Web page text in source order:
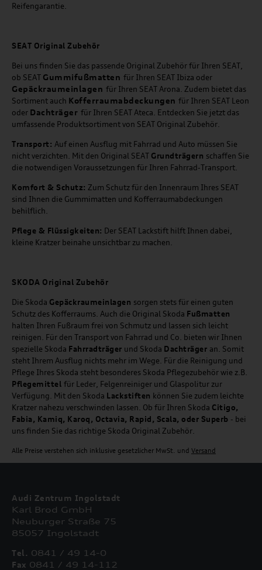
Reifengarantie.
SEAT Original Zubehör
Bei uns finden Sie das passende Original Zubehör für Ihren SEAT,
ob SEAT Gummifußmatten für Ihren SEAT Ibiza oder
Gepäckraumeinlagen für Ihren SEAT Arona. Zudem bietet das
Sortiment auch Kofferraumabdeckungen für Ihren SEAT Leon
oder Dachträger für Ihren SEAT Ateca. Entdecken Sie jetzt das
umfassende Produktsortiment von SEAT Original Zubehör.
Transport: Auf einen Ausflug mit Fahrrad und Auto müssen Sie
nicht verzichten. Mit den Original SEAT Grundträgern schaffen Sie
die notwendigen Voraussetzungen für Ihren Fahrrad-Transport.
Komfort & Schutz: Zum Schutz für den Innenraum Ihres SEAT
sind Ihnen die Gummimatten und Kofferraumabdeckungen
behilflich.
Pflege & Flüssigkeiten: Der SEAT Lackstift hilft Ihnen dabei,
kleine Kratzer beinahe unsichtbar zu machen.
SKODA Original Zubehör
Die Skoda Gepäckraumeinlagen sorgen stets für einen guten
Schutz des Kofferraums. Auch die Original Skoda Fußmatten
halten Ihren Fußraum frei von Schmutz und lassen sich leicht
reinigen. Für den Transport von Fahrrad und Co. bieten wir Ihnen
spezielle Skoda Fahrradträger und Skoda Dachträger an. Somit
steht Ihrem Ausflug nichts mehr im Wege. Für die Reinigung und
Pflege Ihres Skoda steht besonderes Skoda Pflegezubehör wie z.B.
Pflegemittel für Leder, Felgenreiniger und Glaspolitur zur
Verfügung. Mit den Skoda Lackstiften können Sie zudem leichte
Kratzer nahezu verschwinden lassen. Ob für Ihren Skoda Citigo,
Fabia, Kamiq, Karoq, Octavia, Rapid, Scala, oder Superb - bei
uns finden Sie das richtige Skoda Original Zubehör.
Alle Preise verstehen sich inklusive gesetzlicher MwSt. und Versand
Audi Zentrum Ingolstadt
Karl Brod GmbH
Neuburger Straße 75
85057 Ingolstadt
Tel. 0841 / 49 14-0
Fax 0841 / 49 14-112